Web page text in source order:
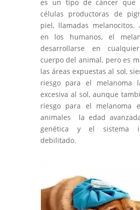
es un tipo de cáncer que
células productoras de
piel, llamadas
en los humanos, el
desarrollarse en
cuerpo del animal, pero es
las áreas expuestas al sol,
riesgo para el melanoma
excesiva al sol, aunque
riesgo para el melanoma
animales la edad
genética y el sistema
debilitado.